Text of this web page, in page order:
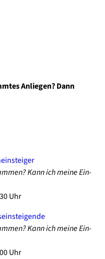
Anlie­gen? Dann
Kann ich mei­ne Ein­
Uhr
Kann ich mei­ne Ein­
Uhr